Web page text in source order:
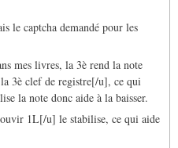
le captcha demandé pour les
mes livres, la 3è rend la note
3è clef de registre[/u], ce qui
la note donc aide à la baisser.
1L[/u] le stabilise, ce qui aide